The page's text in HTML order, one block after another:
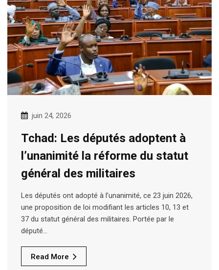
juin 24, 2026
Tchad: Les députés adoptent à
l’unanimité la réforme du statut
général des militaires
Les députés ont adopté à l’unanimité, ce 23 juin 2026,
une proposition de loi modifiant les articles 10, 13 et
37 du statut général des militaires. Portée par le
député…
Read More